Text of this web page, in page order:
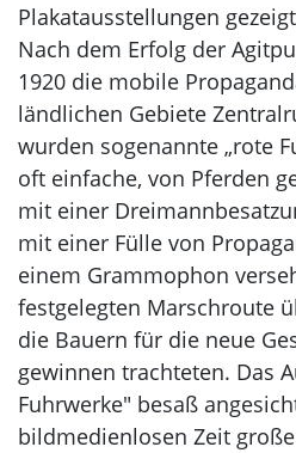
Plakatausstellungen
Nach dem Erfolg der
1920 die mobile
ländlichen Gebiete
wurden sogenannte „rote
oft einfache, von Pferden
mit einer
mit einer Fülle von
einem Grammophon
festgelegten Marschroute
die Bauern für die neue
gewinnen trachteten. Das
Fuhrwerke" besaß
bildmedienlosen Zeit